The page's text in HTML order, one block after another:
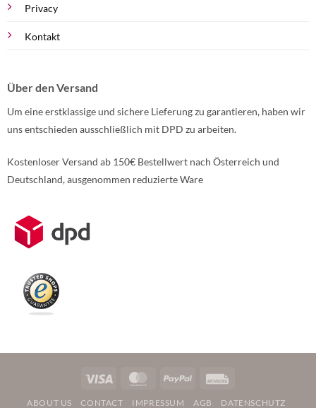
Privacy
Kontakt
Über den Versand
Um eine erstklassige und sichere Lieferung zu garantieren, haben wir
uns entschieden ausschließlich mit DPD zu arbeiten.
Kostenloser Versand ab 150€ Bestellwert nach Österreich und
Deutschland, ausgenommen reduzierte Ware
Weitere Informationen über den gesperrten Inhalt.
Visa MasterCardPayPal
ABOUT US CONTACT IMPRESSUM AGB
DATENSCHUTZ